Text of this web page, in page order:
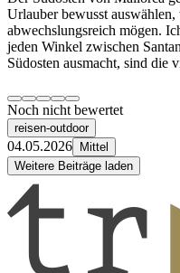
Urlauber bewusst
abwechslungsreich mögen.
jeden Winkel zwischen
Südosten ausmacht, sind die
Noch nicht bewertet
reisen-outdoor
04.05.2026
Mittel
Weitere Beiträge laden